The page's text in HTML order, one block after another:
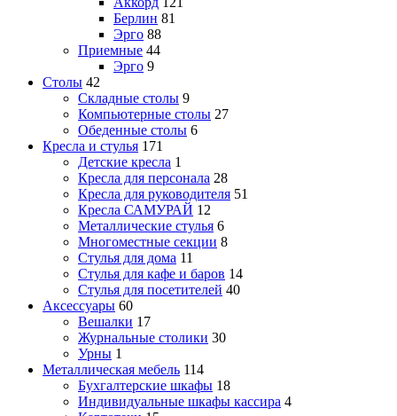
Берлин 81
Эрго 88
Приемные 44
Эрго 9
Столы 42
Складные столы 9
Компьютерные столы 27
Обеденные столы 6
Кресла и стулья 171
Детские кресла 1
Кресла для персонала 28
Кресла для руководителя 51
Кресла САМУРАЙ 12
Металлические стулья 6
Многоместные секции 8
Стулья для дома 11
Стулья для кафе и баров 14
Стулья для посетителей 40
Аксессуары 60
Вешалки 17
Журнальные столики 30
Урны 1
Металлическая мебель 114
Бухгалтерские шкафы 18
Индивидуальные шкафы кассира 4